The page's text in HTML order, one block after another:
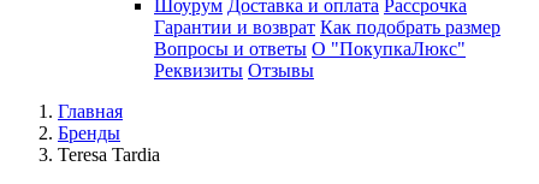
Шоурум Доставка и оплата Рассрочка
Гарантии и возврат Как подобрать размер
Вопросы и ответы О "ПокупкаЛюкс"
Реквизиты Отзывы
Главная
Бренды
Teresa Tardia